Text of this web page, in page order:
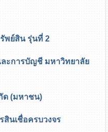
พย์สิน รุ่นที่ 2
การบัญชี มหาวิทยาลัย
ด (มหาชน)
นเชื่อครบวงจร